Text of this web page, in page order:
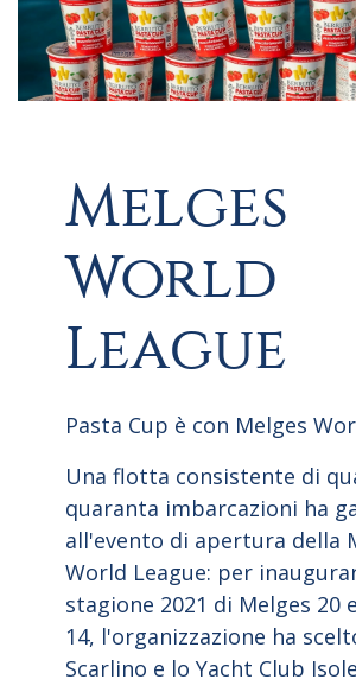
Melges
World
League
Pasta Cup è con Melges
Una flotta consistente di
quaranta imbarcazioni ha
all'evento di apertura della
World League: per
stagione 2021 di Melges 20
14, l'organizzazione ha
Scarlino e lo Yacht Club